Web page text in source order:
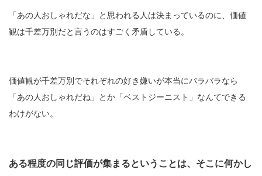
「あの人おしゃれだな」と思われる人は決まっているのに、価値
観は千差万別だと言うのはすごく矛盾している。
価値観が千差万別でそれぞれの好き嫌いが本当にバラバラなら
「あの人おしゃれだね」とか「ベストジーニスト」なんてできる
わけがない。
ある程度の同じ評価が集まるということは、そこに何かし